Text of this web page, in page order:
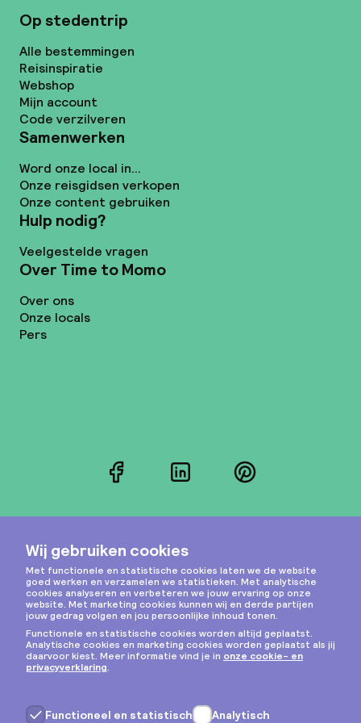
Op stedentrip
Alle bestemmingen
Reisinspiratie
Webshop
Mijn account
Code verzilveren
Samenwerken
Word onze local in...
Onze reisgidsen verkopen
Onze content gebruiken
Hulp nodig?
Veelgestelde vragen
Over Time to Momo
Over ons
Onze locals
Pers
FacebookLinkedInPinterest
Instagram
Privacy & cookies
Algemene voorwaarden